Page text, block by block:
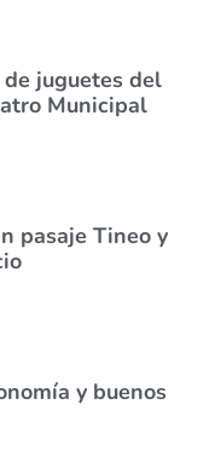
juguetes del
Municipal
pasaje Tineo y
y buenos